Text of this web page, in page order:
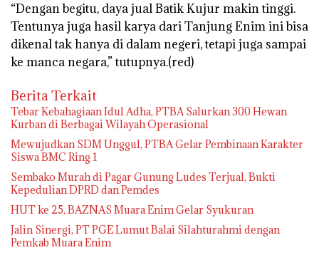
“Dengan begitu, daya jual Batik Kujur makin tinggi.
Tentunya juga hasil karya dari Tanjung Enim ini bisa
dikenal tak hanya di dalam negeri, tetapi juga sampai
ke manca negara,” tutupnya.(red)
Berita Terkait
Tebar Kebahagiaan Idul Adha, PTBA Salurkan 300 Hewan
Kurban di Berbagai Wilayah Operasional
Mewujudkan SDM Unggul, PTBA Gelar Pembinaan Karakter
Siswa BMC Ring 1
Sembako Murah di Pagar Gunung Ludes Terjual, Bukti
Kepedulian DPRD dan Pemdes
HUT ke 25, BAZNAS Muara Enim Gelar Syukuran
Jalin Sinergi, PT PGE Lumut Balai Silahturahmi dengan
Pemkab Muara Enim